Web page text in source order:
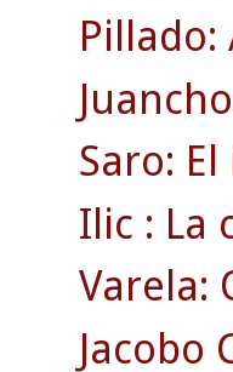
Saro:
Ilic : La
Varela:
Jacobo